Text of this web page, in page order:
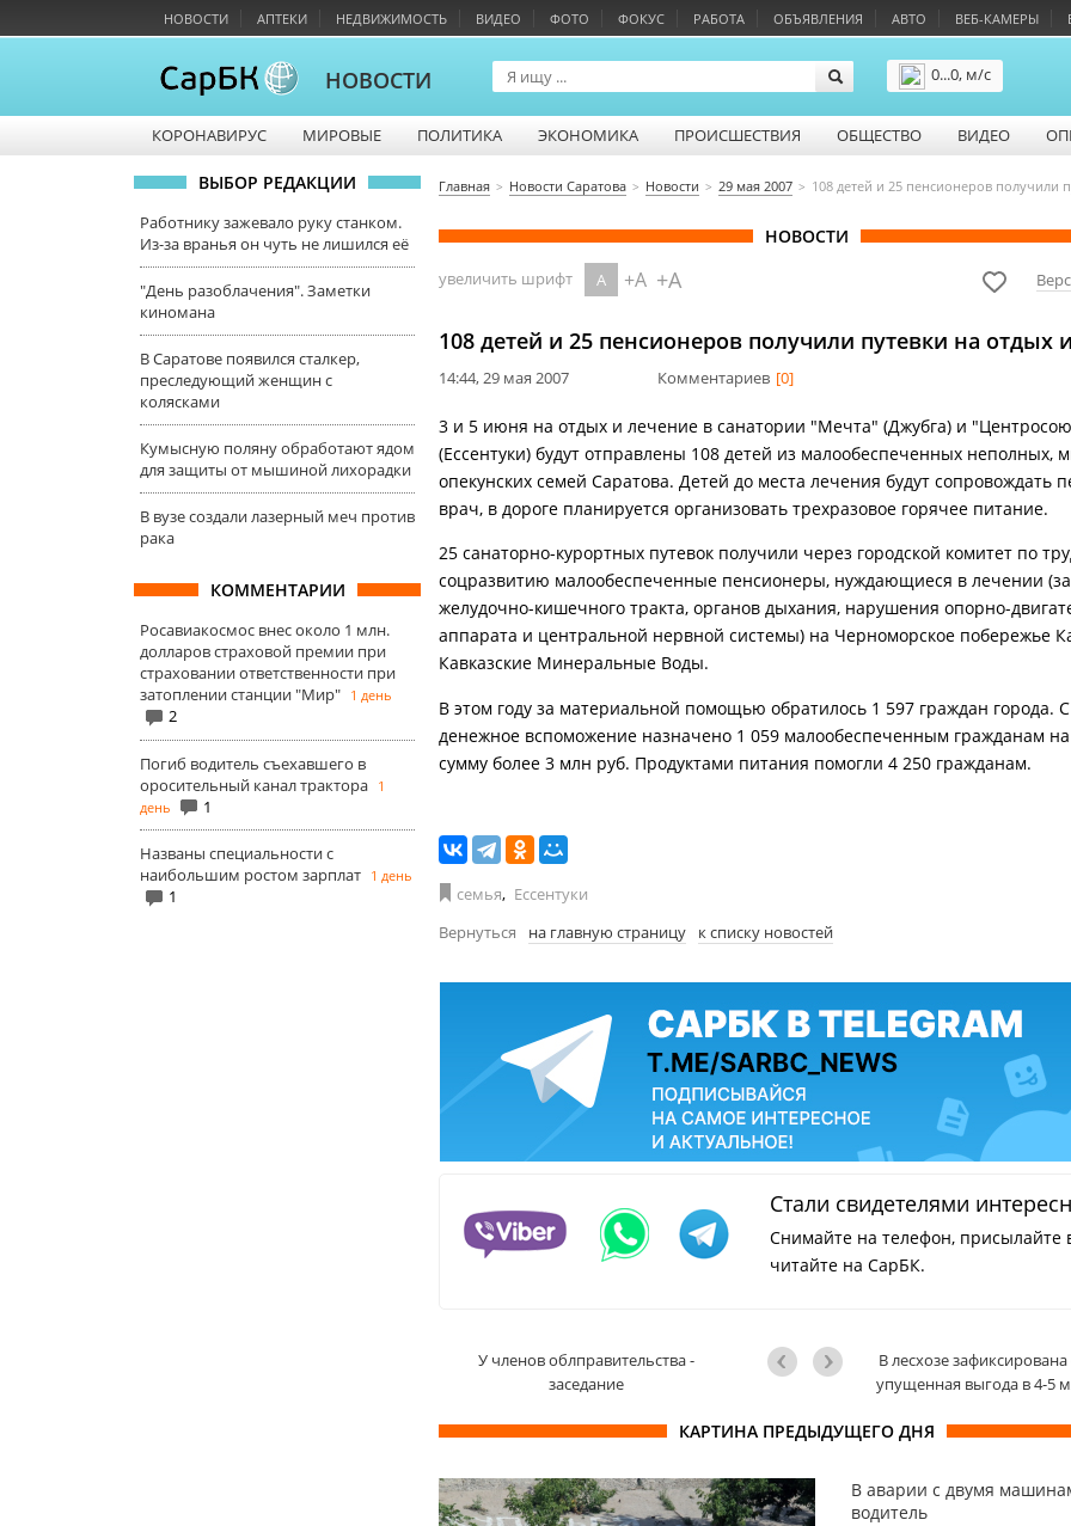
НОВОСТИ АПТЕКИ НЕДВИЖИМОСТЬ ВИДЕО ФОТО ФОКУС РАБОТА ОБЪЯВЛЕНИЯ АВТО ВЕБ-КАМЕРЫ
НОВОСТИ
0...0, м/с
КОРОНАВИРУС МИРОВЫЕ ПОЛИТИКА ЭКОНОМИКА ПРОИСШЕСТВИЯ ОБЩЕСТВО ВИДЕО
ВЫБОР РЕДАКЦИИ
Работнику зажевало руку станком.
Из-за вранья он чуть не лишился её
"День разоблачения". Заметки
киномана
В Саратове появился сталкер,
преследующий женщин с
колясками
Кумысную поляну обработают ядом
для защиты от мышиной лихорадки
В вузе создали лазерный меч против
рака
КОММЕНТАРИИ
Росавиакосмос внес около 1 млн.
долларов страховой премии при
страховании ответственности при
затоплении станции "Мир" 1 день
2
Погиб водитель съехавшего в
оросительный канал трактора 1
день
1
Названы специальности с
наибольшим ростом зарплат 1 день
1
Главная Новости Саратова Новости 29 мая 2007 108 детей и 25 пенсионеров получили
НОВОСТИ
увеличить шрифт A +A +A
108 детей и 25 пенсионеров получили путевки на отдых
14:44, 29 мая 2007 Комментариев [0]
3 и 5 июня на отдых и лечение в санатории "Мечта" (Джубга) и
(Ессентуки) будут отправлены 108 детей из малообеспеченных неполных,
опекунских семей Саратова. Детей до места лечения будут сопровождать
врач, в дороге планируется организовать трехразовое горячее питание.
25 санаторно-курортных путевок получили через городской комитет по
соцразвитию малообеспеченные пенсионеры, нуждающиеся в лечении
желудочно-кишечного тракта, органов дыхания, нарушения опорно-
аппарата и центральной нервной системы) на Черноморское побережье
Кавказские Минеральные Воды.
В этом году за материальной помощью обратилось 1 597 граждан города.
денежное вспоможение назначено 1 059 малообеспеченным гражданам
сумму более 3 млн руб. Продуктами питания помогли 4 250 гражданам.
семья, Ессентуки
Вернуться
на главную страницу к списку новостей
Стали свидетелями
Снимайте на телефон, присылайте
читайте на СарБК.
У членов облправительства -
заседание
В лесхозе
упущенная выгода в 4-5
КАРТИНА ПРЕДЫДУЩЕГО ДНЯ
В аварии с двумя
водитель